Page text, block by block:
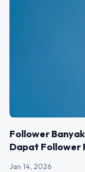
Follower
Dapat Follower
Jan 14, 2026